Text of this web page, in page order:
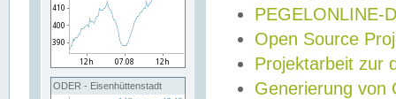
ODER - Eisenhüttenstadt
PEGELONLINE-
Open Source
Projektarbeit zur
Generierung von